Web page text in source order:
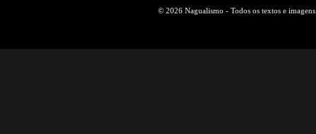
© 2026 Nagualismo - Todos os textos e